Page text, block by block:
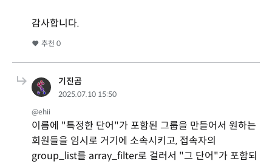
감사합니다.
추천 0
기진곰
2025.07.10 15:50
@ehii
이름에 "특정한 단어"가 포함된 그룹을 만들어서 원하는
회원들을 임시로 거기에 소속시키고, 접속자의
group_list를 array_filter로 걸러서 "그 단어"가 포함되